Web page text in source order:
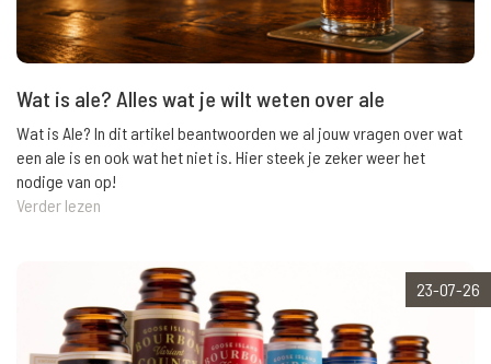
Wat is ale? Alles wat je wilt weten over ale
Wat is Ale? In dit artikel beantwoorden we al jouw vragen over wat
een ale is en ook wat het niet is. Hier steek je zeker weer het
nodige van op!
Verder lezen
23-07-26